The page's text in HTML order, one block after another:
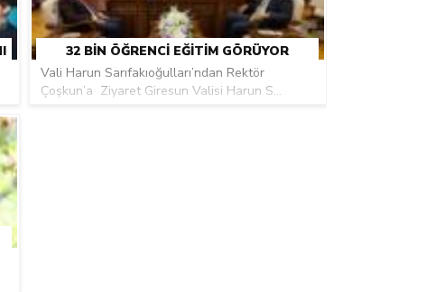
32 BIN ÖĞRENCI EĞITIM GÖRÜYOR
Vali Harun Sarıfakıoğulları’ndan Rektör
Çoşkun’a Ziyaret Giresun Valisi Harun S...